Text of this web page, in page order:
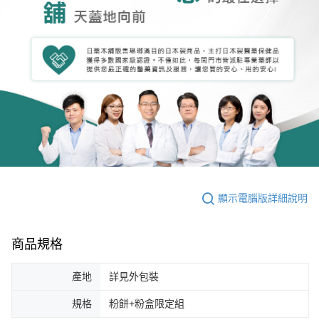
顯示電腦版詳細說明
商品規格
產地 詳見外包裝
規格 粉餅+粉盒限定組